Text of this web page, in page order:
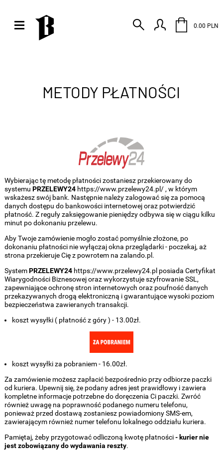
0.00 PLN
METODY PŁATNOŚCI
Wybierając tę metodę płatności zostaniesz przekierowany do
systemu PRZELEWY24 https://www.przelewy24.pl/, w którym
wskażesz swój bank. Następnie należy zalogować się za pomocą
danych dostępu do bankowości internetowej oraz potwierdzić
płatność. Z reguły zaksięgowanie pieniędzy odbywa się w ciągu kilku
minut po dokonaniu przelewu.
Aby Twoje zamówienie mogło zostać pomyślnie złożone, po
dokonaniu płatności nie wyłączaj okna przeglądarki - poczekaj, aż
strona przekieruje Cię z powrotem na zalando.pl.
SystemPRZELEWY24https://www.przelewy24.pl posiada Certyfikat
Wiarygodności Biznesowej oraz wykorzystuje szyfrowanie SSL,
zapewniające ochronę stron internetowych oraz poufność danych
przekazywanych drogą elektroniczną i gwarantujące wysoki poziom
bezpieczeństwa zawieranych transakcji.
koszt wysyłki ( płatność z góry ) - 13.00zł.
koszt wysyłki za pobraniem - 16.00zł.
Za zamówienie możesz zapłacić bezpośrednio przy odbiorze paczki
od kuriera. Upewnij się, że podany adres jest prawidłowy i zawiera
kompletne informacje potrzebne do doręczenia Ci paczki. Zwróć
również uwagę na poprawność podanego numeru telefonu,
ponieważ przed dostawą zostaniesz powiadomiony SMS-em,
zawierającym również numer telefonu lokalnego oddziału kuriera.
Pamiętaj, żeby przygotować odliczoną kwotę płatności- kurier nie
jest zobowiązany do wydawania reszty.